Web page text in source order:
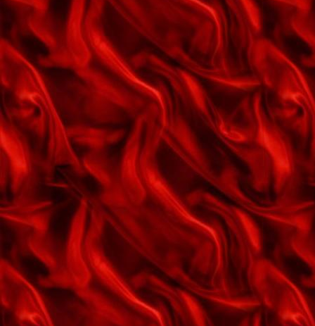
Der gror ikke mos på rullesten
Det er så svært at sige farvel til
den man elsker
Det hele går op
Det kimer nu
Det var på Capri
Det ved du og det ved jeg
Don't fence me in
Du er en usædvanlig dejlig pige
Du kære gamle julemand
Een har mit hjerte
En engel uden vinger
En måneskinstur
En rødmalet hytte
En veninde så dejlig som du